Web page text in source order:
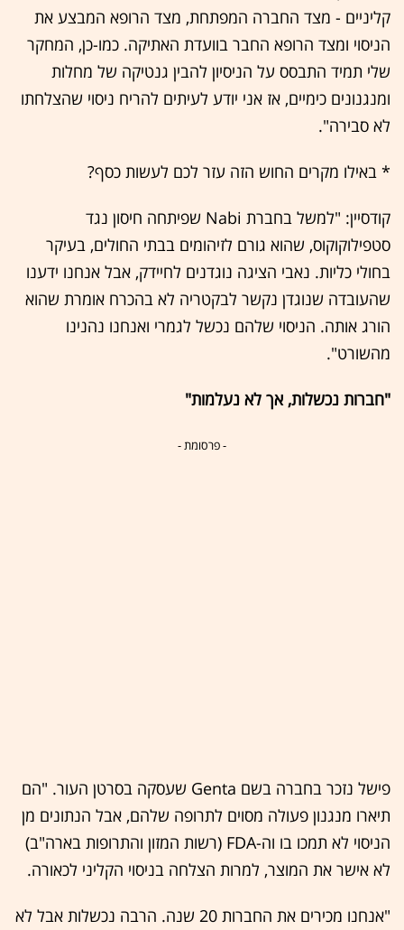
קליניים - מצד החברה המפתחת, מצד הרופא המבצע את
הניסוי ומצד הרופא החבר בוועדת האתיקה. כמו-כן, המחקר
שלי תמיד התבסס על הניסיון להבין גנטיקה של מחלות
ומנגנונים כימיים, אז אני יודע לעיתים להריח ניסוי שהצלחתו
לא סבירה".
* באילו מקרים החוש הזה עזר לכם לעשות כסף?
קודסיין: "למשל בחברת Nabi שפיתחה חיסון נגד
סטפילוקוקוס, שהוא גורם לזיהומים בבתי החולים, בעיקר
בחולי כליות. נאבי הציגה נוגדנים לחיידק, אבל אנחנו ידענו
שהעובדה שנוגדן נקשר לבקטריה לא בהכרח אומרת שהוא
הורג אותה. הניסוי שלהם נכשל לגמרי ואנחנו נהנינו
מהשורט".
"חברות נכשלות, אך לא נעלמות"
- פרסומת -
פישל נזכר בחברה בשם Genta שעסקה בסרטן העור. "הם
תיארו מנגנון פעולה מסוים לתרופה שלהם, אבל הנתונים מן
הניסוי לא תמכו בו וה-FDA (רשות המזון והתרופות בארה"ב)
לא אישר את המוצר, למרות הצלחה בניסוי הקליני לכאורה.
"אנחנו מכירים את החברות 20 שנה. הרבה נכשלות אבל לא